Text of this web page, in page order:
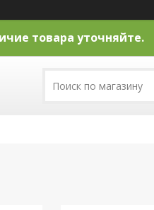
товара уточняйте.